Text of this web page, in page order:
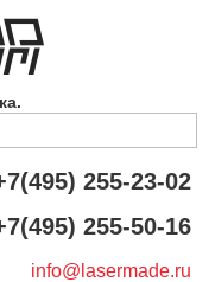
255-23-02
255-50-16
info@lasermade.ru